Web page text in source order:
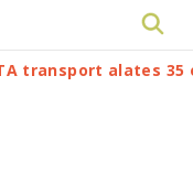
transport alates 35